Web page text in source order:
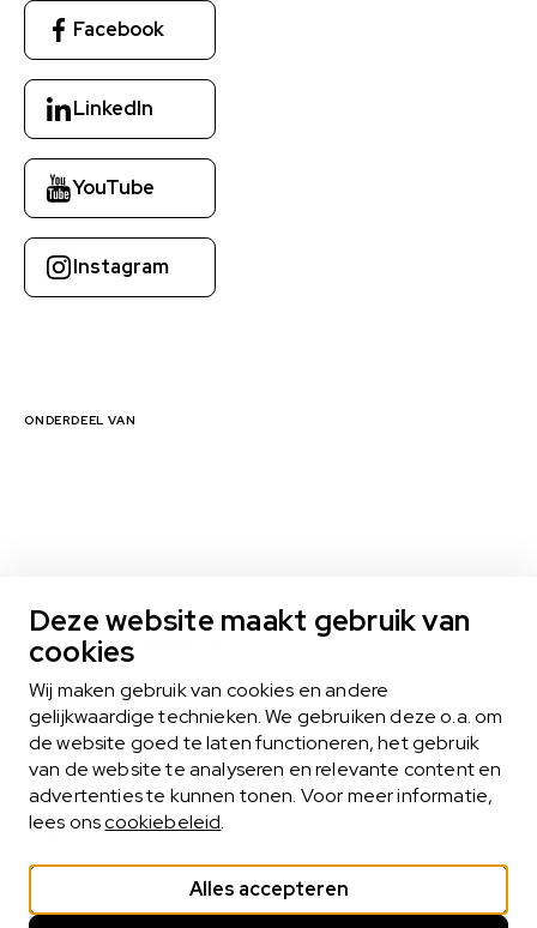
Deze website maakt gebruik van
cookies
Wij maken gebruik van cookies en andere
gelijkwaardige technieken. We gebruiken deze o.a. om
de website goed te laten functioneren, het gebruik
van de website te analyseren en relevante content en
advertenties te kunnen tonen. Voor meer informatie,
lees onscookiebeleid.
Alles accepteren
Facebook
LinkedIn
YouTube
Instagram
ONDERDEEL VAN
Bekijk alle domeinen
MIDLANCEN
Het midlance-model biedt het beste van twee werelden